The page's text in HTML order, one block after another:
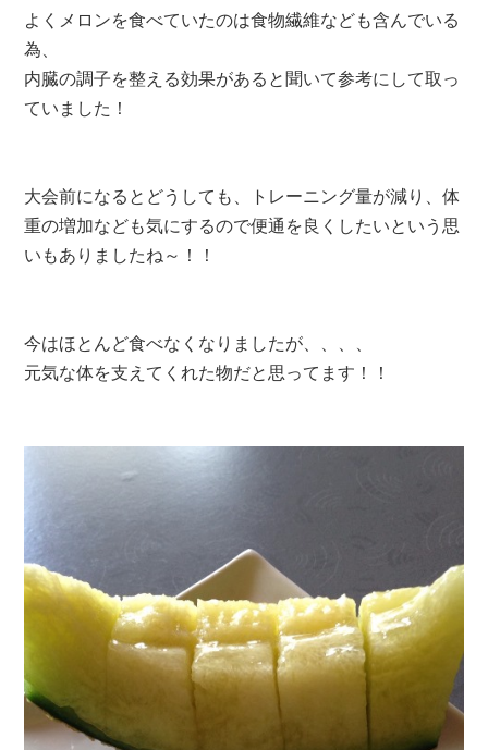
よくメロンを食べていたのは食物繊維なども含んでいる
為、
内臓の調子を整える効果があると聞いて参考にして取っ
ていました！
大会前になるとどうしても、トレーニング量が減り、体
重の増加なども気にするので便通を良くしたいという思
いもありましたね～！！
今はほとんど食べなくなりましたが、、、、
元気な体を支えてくれた物だと思ってます！！